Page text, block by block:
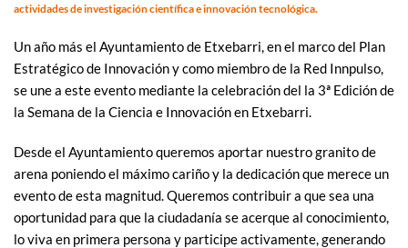
actividades de investigación científica e innovación tecnológica.
Un año más el Ayuntamiento de Etxebarri, en el marco del Plan
Estratégico de Innovación y como miembro de la Red Innpulso,
se une a este evento mediante la celebración del la 3ª Edición de
la Semana de la Ciencia e Innovación en Etxebarri.
Desde el Ayuntamiento queremos aportar nuestro granito de
arena poniendo el máximo cariño y la dedicación que merece un
evento de esta magnitud. Queremos contribuir a que sea una
oportunidad para que la ciudadanía se acerque al conocimiento,
lo viva en primera persona y participe activamente, generando